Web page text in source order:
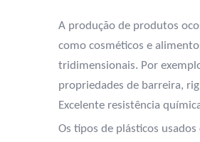
A produção de produtos
como cosméticos e
tridimensionais. Por
propriedades de barreira,
Excelente resistência
Os tipos de plásticos